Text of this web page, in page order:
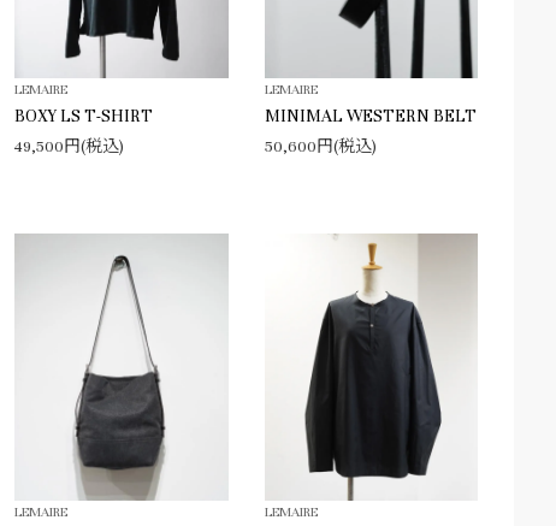
LEMAIRE
BOXY LS T-SHIRT
49,500円(税込)
LEMAIRE
MINIMAL WESTERN BELT
50,600円(税込)
LEMAIRE LEMAIRE